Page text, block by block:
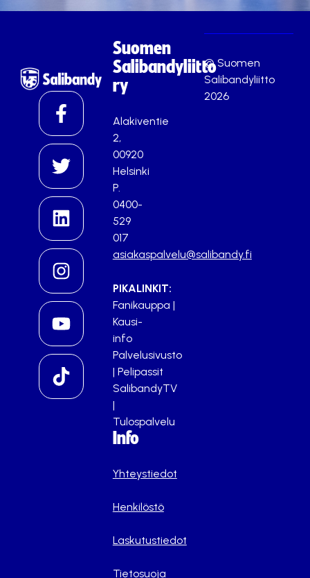
Suomen
Salibandyliitto
ry
Alakiventie
2,
00920
Helsinki
P.
0400-
529
017
asiakaspalvelu@salibandy.fi
PIKALINKIT:
Fanikauppa |
Kausi-
info
Palvelusivusto
| Pelipassit
SalibandyTV
|
Tulospalvelu
Info
Yhteystiedot
Henkilöstö
Laskutustiedot
Tietosuoja
© Suomen
Salibandyliitto
2026